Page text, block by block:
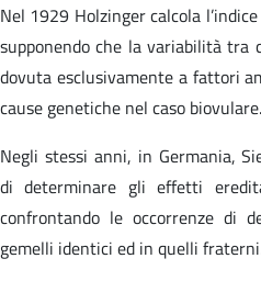
Nel 1929 Holzinger calcola
supponendo che la variabilità tra
dovuta esclusivamente a fattori
cause genetiche nel caso biovulare.
Negli stessi anni, in Germania,
di determinare gli effetti
confrontando le occorrenze di
gemelli identici ed in quelli